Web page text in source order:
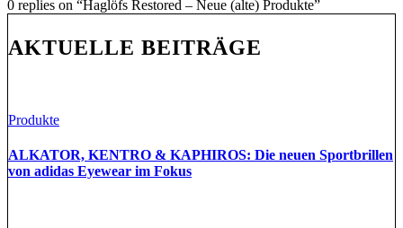
0 replies on “Haglöfs Restored – Neue (alte) Produkte”
AKTUELLE BEITRÄGE
Produkte
ALKATOR, KENTRO & KAPHIROS: Die neuen Sportbrillen
von adidas Eyewear im Fokus